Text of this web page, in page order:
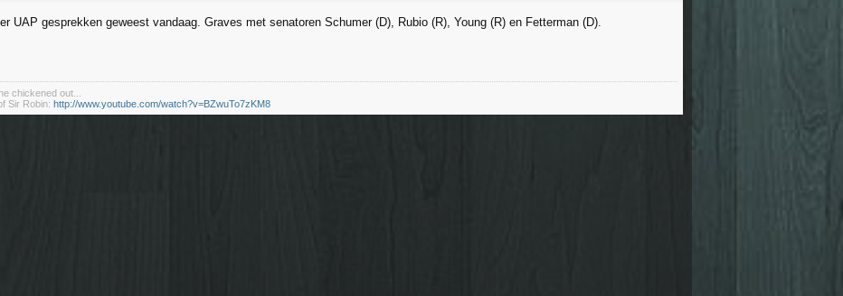
UAP gesprekken geweest vandaag. Graves met senatoren Schumer (D), Rubio (R), Young (R) en Fetterman (D).
chickened out...
Sir Robin: http://www.youtube.com/watch?v=BZwuTo7zKM8